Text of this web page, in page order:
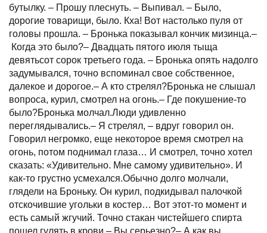
бутылку. – Прошу плеснуть. – Выпивал. – Было,
дорогие товарищи, было. Кха! Вот настолько пуля от
головы прошла. – Бронька показывал кончик мизинца.–
Когда это было?– Двадцать пятого июля тыща
девятьсот сорок третьего года. – Бронька опять надолго
задумывался, точно вспоминал свое собственное,
далекое и дорогое.– А кто стрелял?Бронька не слышал
вопроса, курил, смотрел на огонь.– Где покушение-то
было?Бронька молчал.Люди удивленно
переглядывались.– Я стрелял, – вдруг говорил он.
Говорил негромко, еще некоторое время смотрел на
огонь, потом поднимал глаза… И смотрел, точно хотел
сказать: «Удивительно. Мне самому удивительно». И
как-то грустно усмехался.Обычно долго молчали,
глядели на Броньку. Он курил, подкидывал палочкой
отскочившие угольки в костер… Вот этот-то момент и
есть самый жгучий. Точно стакан чистейшего спирта
пошел гулять в крови.– Вы серьезно?– А как вы